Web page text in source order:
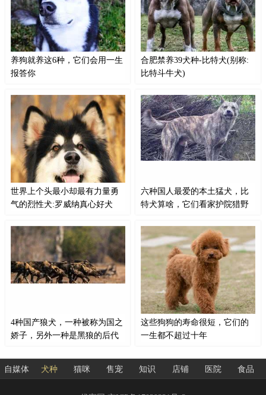
吗？藏獒产地：中国喂养注意：藏
獒是原产地中国高原地带，它们是
非常怕热的犬种...
感度如果你打算养一只温柔体贴的
狗狗那么就可以参考以下榜单
哦!10柯基柯基虽然属于小型犬，
其实它是披着小型犬外衣的大型
犬。
养狗就养这6种，它们会用一生
报答你
的，狗狗谁都能带走都不希望吧？
如果你也想养只忠诚的狗，可以养
下面的几种，狗狗会用一生去报答
你的哦，看看是否有你喜欢的吗？
中华田园犬原产地：中国中华田园
犬的忠诚是不可置疑的...
合肥禁养39犬种-比特犬(别称:
比特斗牛犬)
纪，是斯塔福和斗牛犬交配的后
代。比特犬并不是一种特定的犬
种，像“猎犬”一样，比特犬是一种
狗的类型。在这种类型中，有四种
不同的血统品种：美洲斗牛梗，美
世界上个头最小却最有力量勇
气的烈性犬:罗威纳真心好犬
悍，是最具有勇气和力量的犬种之
一。此犬被用于看守牛群，是聪明
极易亲近的犬种。世界上个头最小
却最有力量勇气的烈性犬，罗威纳
真心好犬。现在在警犬方面，广受
六种国人最爱的本土猛犬，比
特犬算啥，它们看家护院猎野
是比特犬，藏獒、高加索犬等狗
狗，在全世界范围内，猛犬的数量
不在少数，比如日本的土佐犬、阿
根廷的杜高犬、巴西的菲勒犬等
等，都是在世界能叫得上名号的。
这些国外名犬对于我们来说太遥
远...
4种国产狼犬，一种被称为国之
娇子，另外一种是黑狼的后代
狗的灵魂，它们有着强壮的体魄，
这些狗狗的寿命很短，它们的
一生都不超过十年
的寿命都是比较短的，可以说它们
自媒体 犬种 猫咪 售宠 知识 店铺 医院 食品